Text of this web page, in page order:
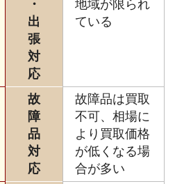
・
出
張
対
応
地域が限られ
ている
故
障
品
対
応
故障品は買取
不可、相場に
より買取価格
が低くなる場
合が多い